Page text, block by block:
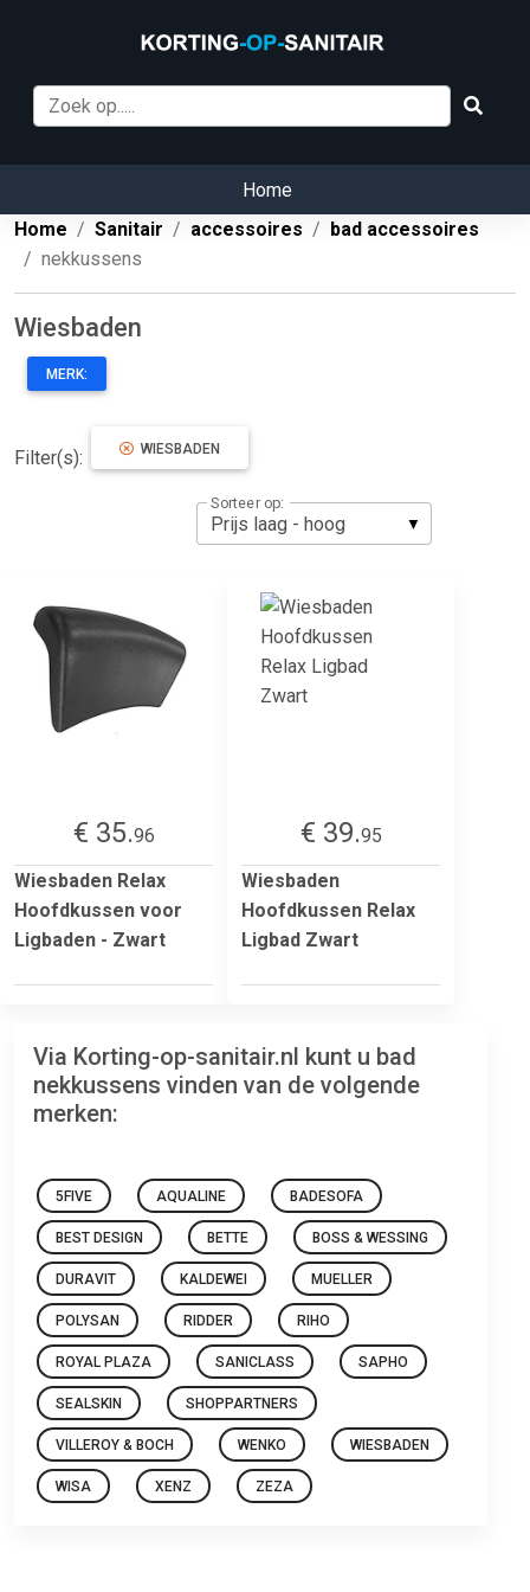
Home
Home
Sanitair accessoires
bad accessoires
nekkussens
Wiesbaden
MERK:
Filter(s): WIESBADEN
Sorteer op:
€ 35.96
Wiesbaden Relax
Hoofdkussen voor
Ligbaden - Zwart
€ 39.95
Wiesbaden
Hoofdkussen Relax
Ligbad Zwart
Via Korting-op-sanitair.nl kunt u bad
nekkussens vinden van de volgende
merken:
5FIVE AQUALINE BADESOFA
BEST DESIGN BETTE BOSS & WESSING
DURAVIT KALDEWEI MUELLER
POLYSAN RIDDER RIHO
ROYAL PLAZA SANICLASS SAPHO
SEALSKIN SHOPPARTNERS
VILLEROY & BOCH WENKO WIESBADEN
WISA XENZ ZEZA